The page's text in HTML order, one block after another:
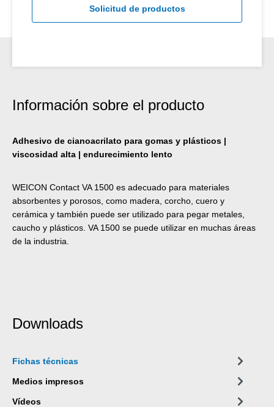
Solicitud de productos
Información sobre el producto
Adhesivo de cianoacrilato para gomas y plásticos |
viscosidad alta | endurecimiento lento
WEICON Contact VA 1500 es adecuado para materiales
absorbentes y porosos, como madera, corcho, cuero y
cerámica y también puede ser utilizado para pegar metales,
caucho y plásticos. VA 1500 se puede utilizar en muchas áreas
de la industria.
Downloads
Fichas técnicas
Medios impresos
Vídeos